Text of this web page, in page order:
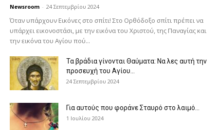
Newsroom - 24 Σεπτεμβρίου 2024
Όταν υπάρχουν Εικόνες στο σπίτι! Στο Ορθόδοξο σπίτι πρέπει να
υπάρχει εικονοστάσι, με την εικόνα του Χριστού, της Παν­αγίας και
την εικόνα του Αγίου πού...
Τα βράδια γίνονται Θαύματα: Να λες αυτή την
προσευχή του Αγίου...
24 Σεπτεμβρίου 2024
Για αυτούς που φοράνε Σταυρό στο λαιμό…
1 Ιουλίου 2024